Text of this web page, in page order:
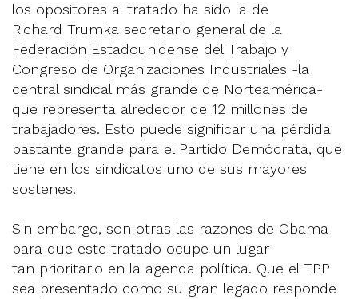
los opositores al tratado ha sido la de
Richard Trumka secretario general de la
Federación Estadounidense del Trabajo y
Congreso de Organizaciones Industriales -la
central sindical más grande de Norteamérica-
que representa alrededor de 12 millones de
trabajadores. Esto puede significar una pérdida
bastante grande para el Partido Demócrata, que
tiene en los sindicatos uno de sus mayores
sostenes.
Sin embargo, son otras las razones de Obama
para que este tratado ocupe un lugar
tan prioritario en la agenda política. Que el TPP
sea presentado como su gran legado responde